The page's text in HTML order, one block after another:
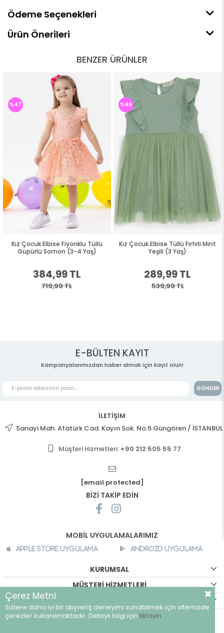
Ödeme Seçenekleri
Ürün Önerileri
BENZER ÜRÜNLER
Kız Çocuk Elbise Fiyonklu Tüllü
Güpürlü Somon (3-4 Yaş)
384,99 TL
719,99 TL
%47
Kız Çocuk Elbise Tüllü Fırfırlı Mint
Yeşili (3 Yaş)
289,99 TL
539,99 TL
%46
E-BÜLTEN KAYIT
Kampanyalarımızdan haber almak için kayıt olun!
GÖNDER
İLETİŞİM
Sanayi Mah. Atatürk Cad. Kayın Sok. No:5 Güngören / İSTANBUL
Müşteri Hizmetleri: +90 212 505 55 77
[email protected]
BİZİ TAKİP EDİN
MOBİL UYGULAMALARIMIZ
Apple Store Uygulama Android Uygulama
KURUMSAL
MÜŞTERİ HİZMETLERİ
©breeze.com.tr - Tüm hakları saklıdır.
Çerez Metni
Sizlere daha iyi bir alışveriş deneyimi sunabilmek için sitemizde
çerezler kullanılmaktadır. Detaylı bilgi için tıklayın